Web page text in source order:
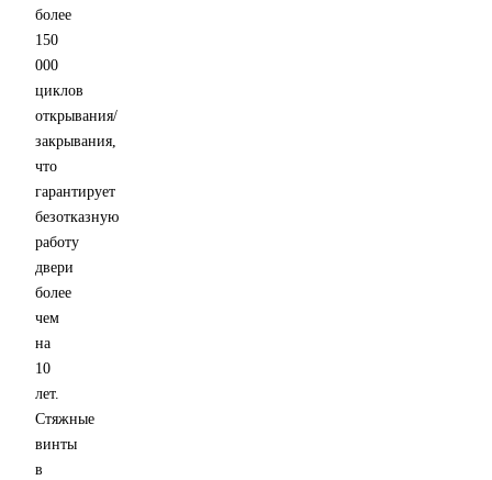
более
150
000
циклов
открывания/
закрывания,
что
гарантирует
безотказную
работу
двери
более
чем
на
10
лет.
Стяжные
винты
в